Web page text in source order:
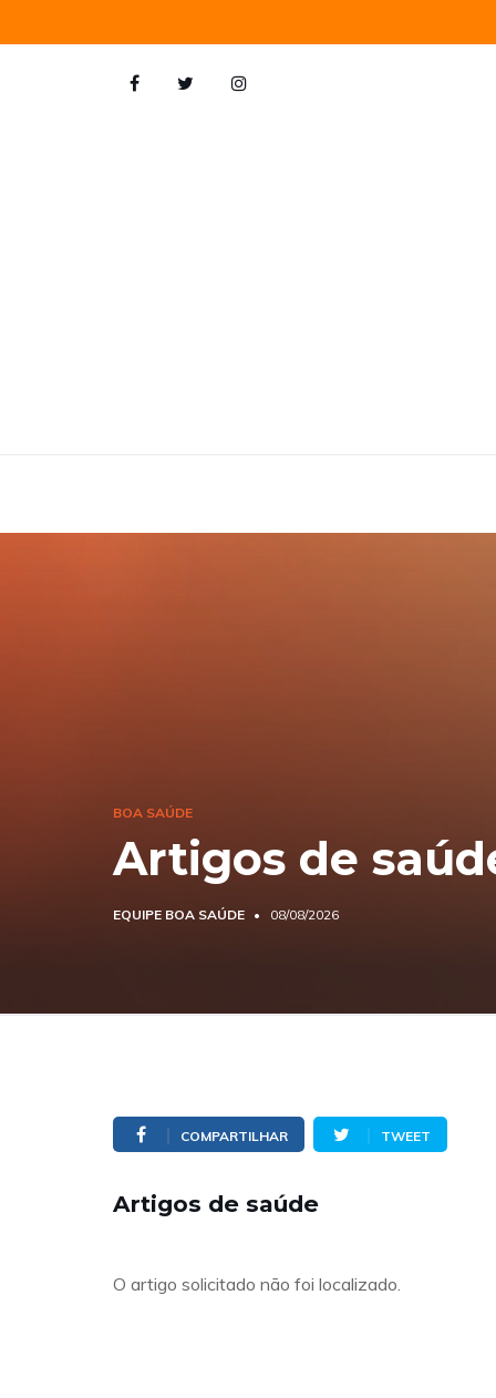
BOA SAÚDE
Artigos de
EQUIPE BOA SAÚDE 08/08/2026
COMPARTILHAR TWEET
Artigos de saúde
O artigo solicitado não foi localizado.